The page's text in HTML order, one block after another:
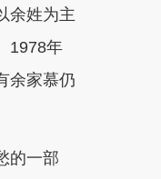
余姓为主
1978年
余家慕仍
的一部